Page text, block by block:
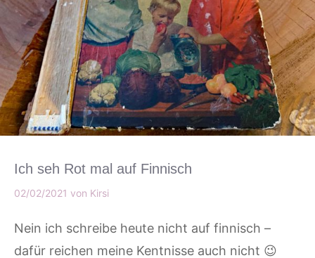
Ich seh Rot mal auf Finnisch
02/02/2021 von Kirsi
Nein ich schreibe heute nicht auf finnisch –
dafür reichen meine Kentnisse auch nicht 😉